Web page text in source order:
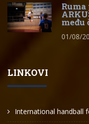
među
01/08/
LINKOVI
International handball